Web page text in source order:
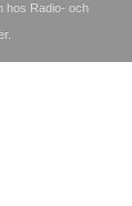
hos Radio- och